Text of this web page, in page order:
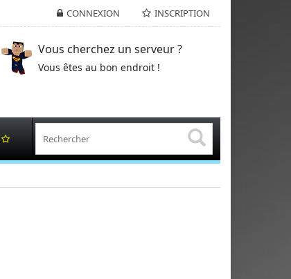
CONNEXION INSCRIPTION
Vous cherchez un serveur ?
Vous êtes au bon endroit !